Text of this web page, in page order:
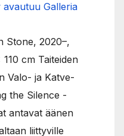
Galleria
Stone, 2020–,
cm Taiteiden
Valo- ja Katve-
the Silence -
antavat äänen
liittyville